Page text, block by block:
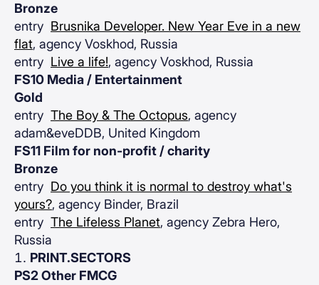
Bronze
entry Brusnika Developer. New Year Eve in a new
flat, agency Voskhod, Russia
entry Live a life!, agency Voskhod, Russia
FS10 Media / Entertainment
Gold
entry The Boy & The Octopus, agency
adam&eveDDB, United Kingdom
FS11 Film for non-profit / charity
Bronze
entry Do you think it is normal to destroy what's
yours?, agency Binder, Brazil
entry The Lifeless Planet, agency Zebra Hero,
Russia
PRINT.SECTORS
PS2 Other FMCG